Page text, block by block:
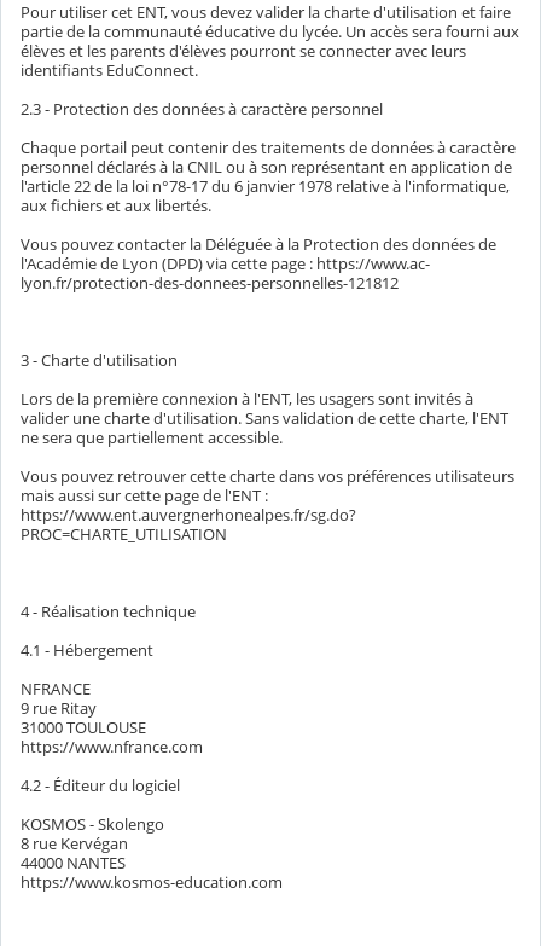
Pour utiliser cet ENT, vous devez valider la charte d'utilisation et faire
partie de la communauté éducative du lycée. Un accès sera fourni aux
élèves et les parents d'élèves pourront se connecter avec leurs
identifiants EduConnect.
2.3 - Protection des données à caractère personnel
Chaque portail peut contenir des traitements de données à caractère
personnel déclarés à la CNIL ou à son représentant en application de
l'article 22 de la loi n°78-17 du 6 janvier 1978 relative à l'informatique,
aux fichiers et aux libertés.
Vous pouvez contacter la Déléguée à la Protection des données de
l'Académie de Lyon (DPD) via cette page : https://www.ac-
lyon.fr/protection-des-donnees-personnelles-121812
3 - Charte d'utilisation
Lors de la première connexion à l'ENT, les usagers sont invités à
valider une charte d'utilisation. Sans validation de cette charte, l'ENT
ne sera que partiellement accessible.
Vous pouvez retrouver cette charte dans vos préférences utilisateurs
mais aussi sur cette page de l'ENT :
https://www.ent.auvergnerhonealpes.fr/sg.do?
PROC=CHARTE_UTILISATION
4 - Réalisation technique
4.1 - Hébergement
NFRANCE
9 rue Ritay
31000 TOULOUSE
https://www.nfrance.com
4.2 - Éditeur du logiciel
KOSMOS - Skolengo
8 rue Kervégan
44000 NANTES
https://www.kosmos-education.com